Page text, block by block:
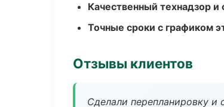
Качественный технадзор
Точные сроки с графиком
Отзывы клиентов
Сделали перепланировку и